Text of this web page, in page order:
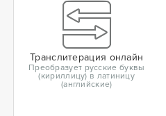
Транслитерация онлайн
Преобразует русские буквы
(кириллицу) в латиницу
(английские)